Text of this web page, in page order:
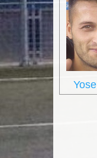
Yose